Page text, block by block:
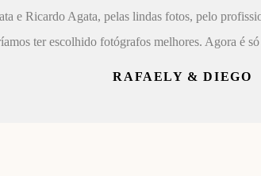
e Ricardo Agata, pelas lindas fotos, pelo
ter escolhido fotógrafos melhores. Agora é
RAFAELY & DIEGO